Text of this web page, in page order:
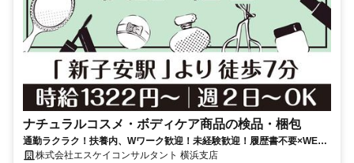
ナチュラルコスメ・ボディケア商品の検品・梱包
通勤ラクラク！扶養内、Wワーク歓迎！未経験歓迎！履歴書不要×WEB
面談OK♪モクモク軽作業♪
株式会社エスケイコンサルタント 横浜支店